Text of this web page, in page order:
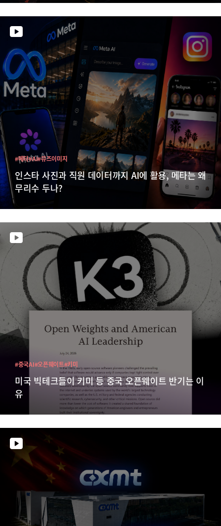
인스타 사진과 직원 데이터까지 AI에 활용, 메타는 왜
무리수 두나?
#메타#AI#뮤즈이미지
미국 빅테크들이 키미 등 중국 오픈웨이트 반기는 이
유
#중국AI#오픈웨이트#키미